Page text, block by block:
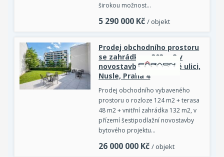
širokou možnost…
5 290 000 Kč / objekt
Prodej obchodního prostoru
se zahrádkou, 303 m2 v
novostavbě v Nuselské ulici,
Nusle, Praha 4
Prodej obchodního vybaveného
prostoru o rozloze 124 m2 + terasa
48 m2 + vnitřní zahrádka 132 m2, v
přízemí šestipodlažní novostavby
bytového projektu…
26 000 000 Kč / objekt